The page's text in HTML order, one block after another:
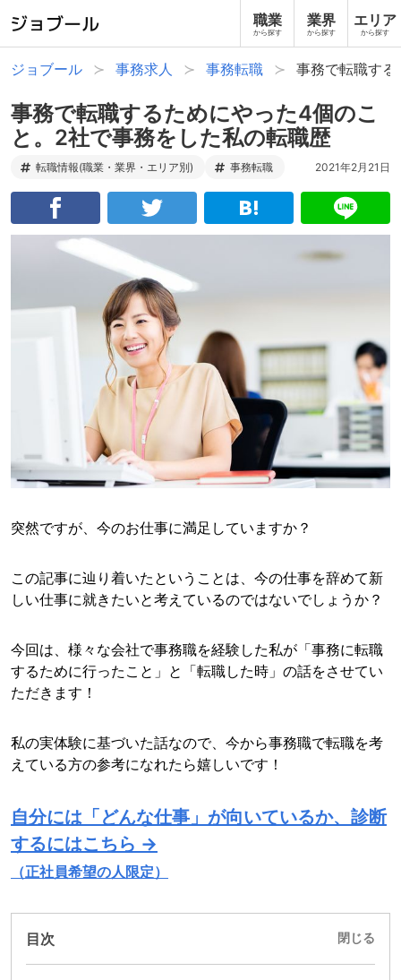
職業
から探す
業界
から探す
エリア
から探す
ジョブール 事務求人 事務転職 事務で転職す
事務で転職するためにやった4個のこ
と。2社で事務をした私の転職歴
転職情報(職業・業界・エリア別) 事務転職 2021年2月21日
突然ですが、今のお仕事に満足していますか？
この記事に辿り着いたということは、今の仕事を辞めて新
しい仕事に就きたいと考えているのではないでしょうか？
今回は、様々な会社で事務職を経験した私が「事務に転職
するために行ったこと」と「転職した時」の話をさせてい
ただきます！
私の実体験に基づいた話なので、今から事務職で転職を考
えている方の参考になれたら嬉しいです！
自分には「どんな仕事」が向いているか、診断
するにはこちら →
（正社員希望の人限定）
目次 閉じる